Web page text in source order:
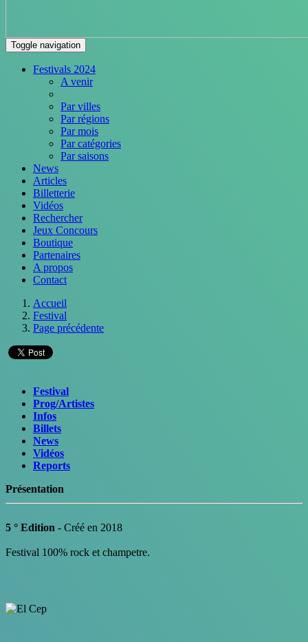
Toggle navigation
Festivals 2024
A venir
Par villes
Par régions
Par mois
Par catégories
Par saisons
News
Articles
Billetterie
Vidéos
Rechercher
Jeux Concours
Boutique
Partenaires
A propos
Contact
Accueil
Festival
Page précédente
Festival
Prog/Artistes
Infos
Billets
News
Vidéos
Reports
Présentation
5 ° Edition - Créé en 2018
Festival 100% rock et champetre.